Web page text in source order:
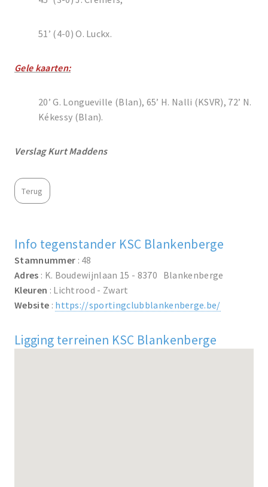
51’ (4-0) O. Luckx.
Gele kaarten:
20’ G. Longueville (Blan), 65’ H. Nalli (KSVR), 72’ N.
Kékessy (Blan).
Verslag Kurt Maddens
Terug
Info tegenstander KSC Blankenberge
Stamnummer : 48
Adres : K. Boudewijnlaan 15 - 8370 Blankenberge
Kleuren : Lichtrood - Zwart
Website : https://sportingclubblankenberge.be/
Ligging terreinen KSC Blankenberge